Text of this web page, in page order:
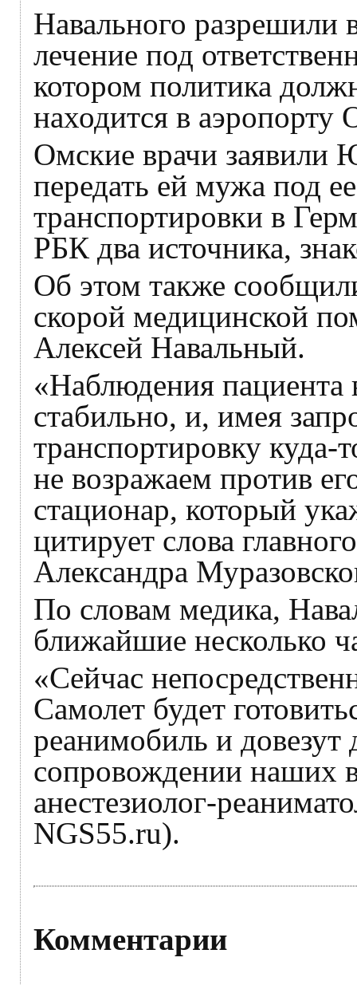
Навального разрешили
лечение под
котором политика
находится в аэропорту
Омские врачи заявили
передать ей мужа под
транспортировки в
РБК два источника,
Об этом также
скорой медицинской
Алексей Навальный.
«Наблюдения пациента
стабильно, и, имея
транспортировку
не возражаем против
стационар, который
цитирует слова
Александра
По словам медика,
ближайшие несколько
«Сейчас
Самолет будет
реанимобиль и довезут
сопровождении наших
анестезиолог-
NGS55.ru).
Комментарии